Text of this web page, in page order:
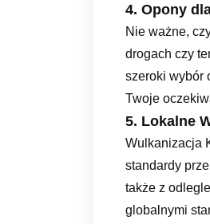
4. Opony
Nie ważne,
drogach czy
szeroki wybór
Twoje
5. Lokalne
Wulkanizacja
standardy
także z
globalnymi